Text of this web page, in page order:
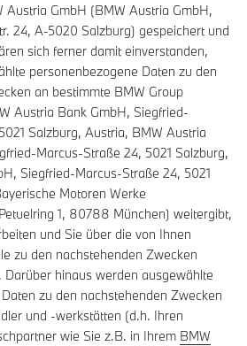
Austria GmbH (BMW Austria GmbH,
24, A-5020 Salzburg) gespeichert und
sich ferner damit einverstanden,
personenbezogene Daten zu den
an bestimmte BMW Group
Austria Bank GmbH, Siegfried-
Salzburg, Austria, BMW Austria
Marcus-Straße 24, 5021 Salzburg,
Siegfried-Marcus-Straße 24, 5021
Motoren Werke
1, 80788 München) weitergibt,
und Sie über die von Ihnen
zu den nachstehenden Zwecken
Darüber hinaus werden ausgewählte
zu den nachstehenden Zwecken
und -werkstätten (d.h. Ihren
wie Sie z.B. in Ihrem BMW